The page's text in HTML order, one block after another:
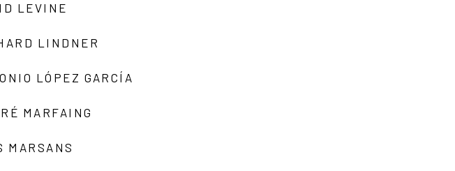
LEVINE
LINDNER
LÓPEZ GARCÍA
MARFAING
MARSANS